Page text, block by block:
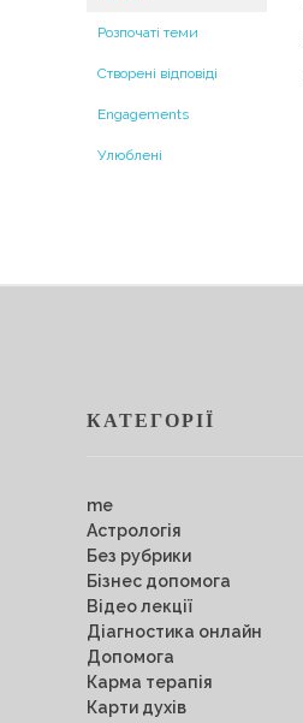
Розпочаті теми
Створені відповіді
Engagements
Улюблені
КАТЕГОРІЇ
me
Астрологія
Без рубрики
Бізнес допомога
Відео лекції
Діагностика онлайн
Допомога
Карма терапія
Карти духів